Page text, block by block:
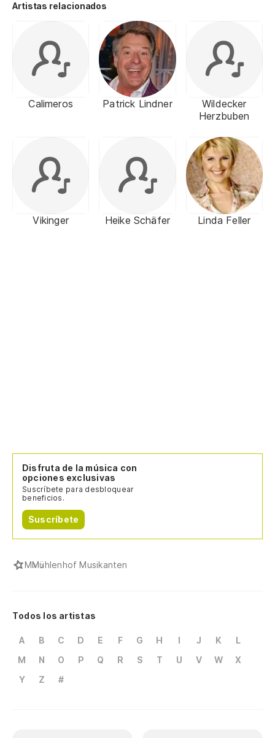
Artistas relacionados
Calimeros Patrick Lindner
Wildecker
Herzbuben
Vikinger Heike Schäfer Linda Feller
Disfruta de la música con
opciones exclusivas
Suscríbete para desbloquear
beneficios.
Suscríbete
MMühlenhof Musikanten
Todos los artistas
A B C D E F G H I J K
L
M
N O P Q R S T U V W
X
Y
Z #